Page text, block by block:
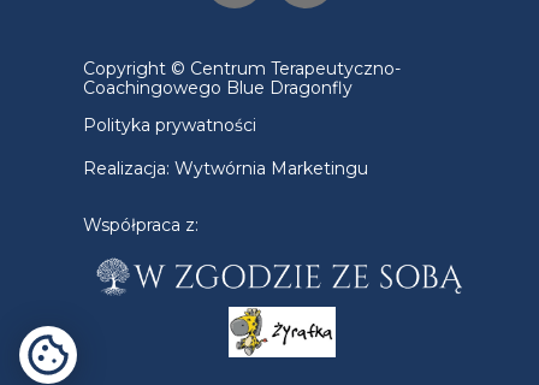
Realizacja: Wytwórnia Marketingu
Współpraca z:
Copyright © Centrum Terapeutyczno-
Coachingowego Blue Dragonfly
Polityka prywatności